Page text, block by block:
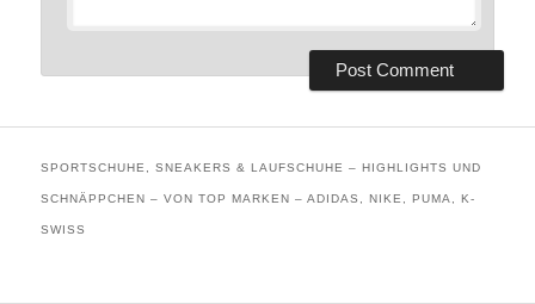
SPORTSCHUHE, SNEAKERS & LAUFSCHUHE – HIGHLIGHTS UND
SCHNÄPPCHEN – VON TOP MARKEN – ADIDAS, NIKE, PUMA, K-
SWISS